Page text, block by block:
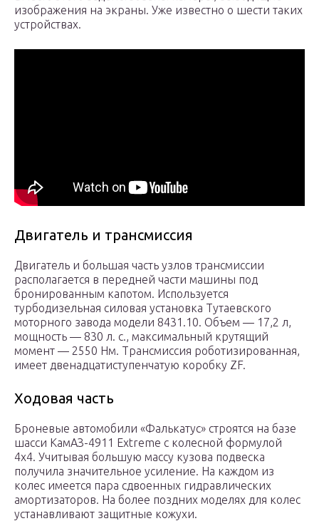
изображения на экраны. Уже известно о шести таких
устройствах.
Двигатель и трансмиссия
Двигатель и большая часть узлов трансмиссии
располагается в передней части машины под
бронированным капотом. Используется
турбодизельная силовая установка Тутаевского
моторного завода модели 8431.10. Объем — 17,2 л,
мощность — 830 л. с., максимальный крутящий
момент — 2550 Нм. Трансмиссия роботизированная,
имеет двенадцатиступенчатую коробку ZF.
Ходовая часть
Броневые автомобили «Фалькатус» строятся на базе
шасси КамАЗ-4911 Extreme с колесной формулой
4х4. Учитывая большую массу кузова подвеска
получила значительное усиление. На каждом из
колес имеется пара сдвоенных гидравлических
амортизаторов. На более поздних моделях для колес
устанавливают защитные кожухи.